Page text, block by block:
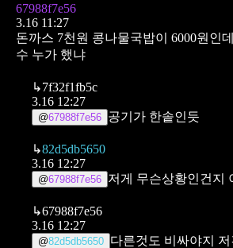
67988f7e56
3.16 11:27
돈까스 7천원 콩나물국밥이 6000원인
수 누가 했냐
↳7f32f1fb5c
3.16 12:27
@67988f7e56 공기가 한솥인듯
↳82d5db5650
3.16 12:27
@67988f7e56 저게 무슨상황인건지
↳67988f7e56
3.16 12:27
@82d5db5650 다른것도 비싸야지